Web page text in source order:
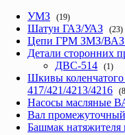
УМЗ
(19)
Шатун ГАЗ/УАЗ (23)
Цепи ГРМ ЗМЗ/ВАЗ
Детали сторонних
ДВС-514 (1)
Шкивы
417/421/4213/4216
Насосы масляные
Вал
Башмак